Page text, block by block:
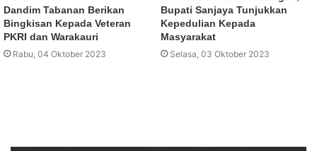
Dandim Tabanan Berikan
Bingkisan Kepada Veteran
PKRI dan Warakauri
Rabu, 04 Oktober 2023
Bupati Sanjaya Tunjukkan
Kepedulian Kepada
Masyarakat
Selasa, 03 Oktober 2023